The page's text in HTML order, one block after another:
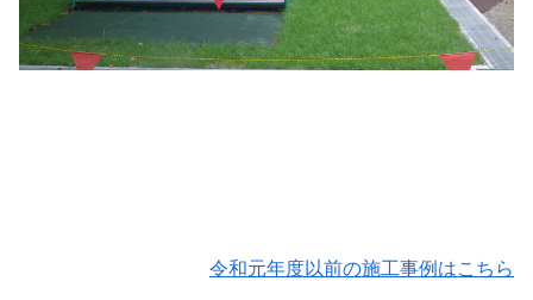
令和元年度以前の施工事例はこちら